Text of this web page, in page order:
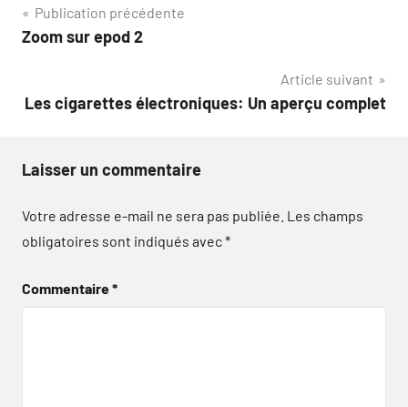
Navigation
de
Publication précédente
Zoom sur epod 2
Article suivant
Les cigarettes électroniques: Un aperçu complet
Laisser un commentaire
Votre adresse e-mail ne sera pas publiée. Les champs
obligatoires sont indiqués avec*
Commentaire*